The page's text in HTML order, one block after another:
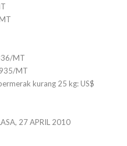
MT
MT
kurang 25 kg: US$
27 APRIL 2010